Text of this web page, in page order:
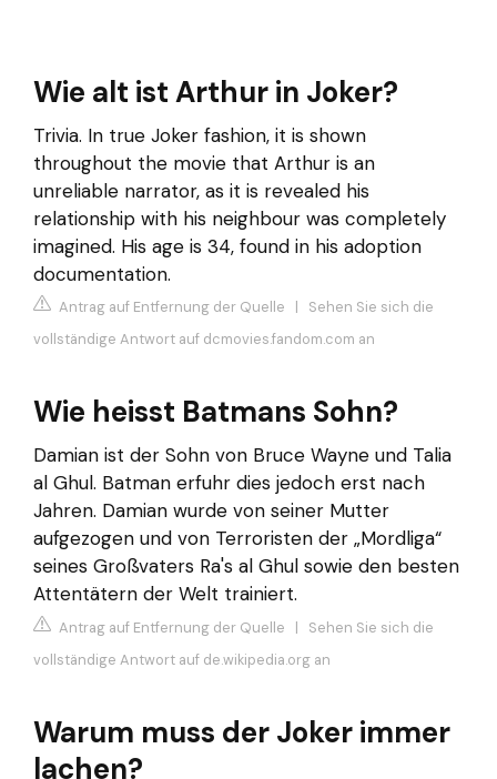
Wie alt ist Arthur in Joker?
Trivia. In true Joker fashion, it is shown
throughout the movie that Arthur is an
unreliable narrator, as it is revealed his
relationship with his neighbour was completely
imagined. His age is 34, found in his adoption
documentation.
Antrag auf Entfernung der Quelle | Sehen Sie sich die
vollständige Antwort auf dcmovies.fandom.com an
Wie heisst Batmans Sohn?
Damian ist der Sohn von Bruce Wayne und Talia
al Ghul. Batman erfuhr dies jedoch erst nach
Jahren. Damian wurde von seiner Mutter
aufgezogen und von Terroristen der „Mordliga“
seines Großvaters Ra's al Ghul sowie den besten
Attentätern der Welt trainiert.
Antrag auf Entfernung der Quelle | Sehen Sie sich die
vollständige Antwort auf de.wikipedia.org an
Warum muss der Joker immer
lachen?